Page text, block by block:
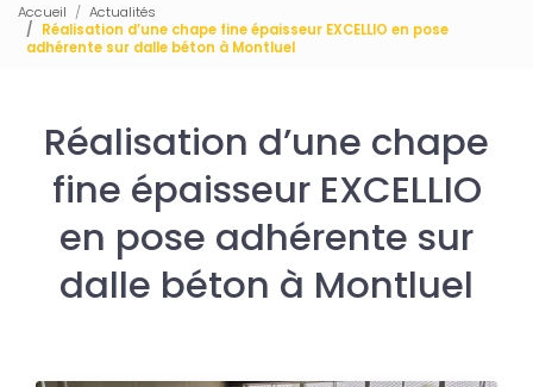
Accueil
Actualités
Réalisation d’une chape fine épaisseur EXCELLIO en pose
adhérente sur dalle béton à Montluel
Réalisation d’une chape
fine épaisseur EXCELLIO
en pose adhérente sur
dalle béton à Montluel